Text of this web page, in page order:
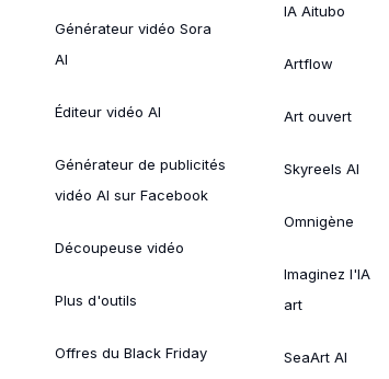
Générateur vidéo Sora
AI
Éditeur vidéo AI
Générateur de publicités
vidéo AI sur Facebook
Découpeuse vidéo
Plus d'outils
Offres du Black Friday
IA Aitubo
Artflow
Art ouvert
Skyreels AI
Omnigène
Imaginez l'IA
art
SeaArt AI